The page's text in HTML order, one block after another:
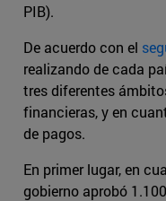
PIB).
De acuerdo con el
realizando de cada
tres diferentes
financieras, y en
de pagos.
En primer lugar, en
gobierno aprobó